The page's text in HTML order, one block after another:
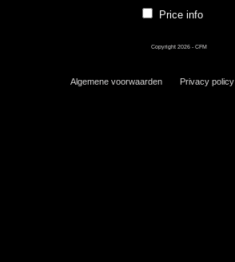
Price info
Copyright 2026 - CFM
Algemene voorwaarden Privacy policy